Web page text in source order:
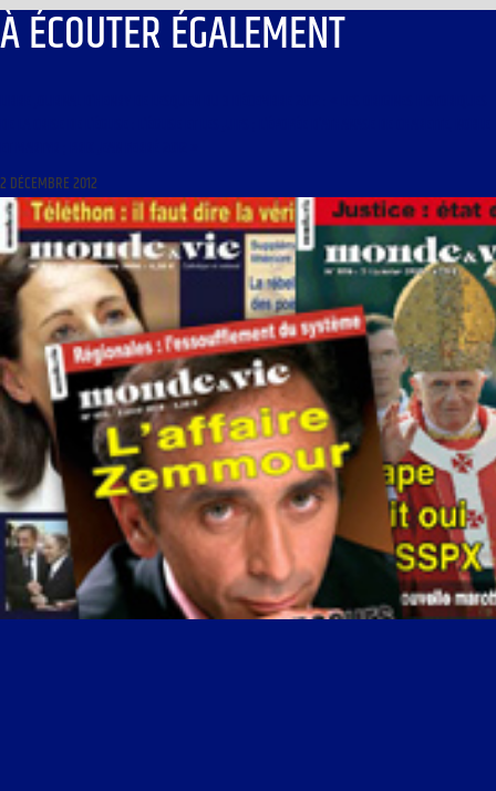
À ÉCOUTER ÉGALEMENT
2 DÉCEMBRE 2012